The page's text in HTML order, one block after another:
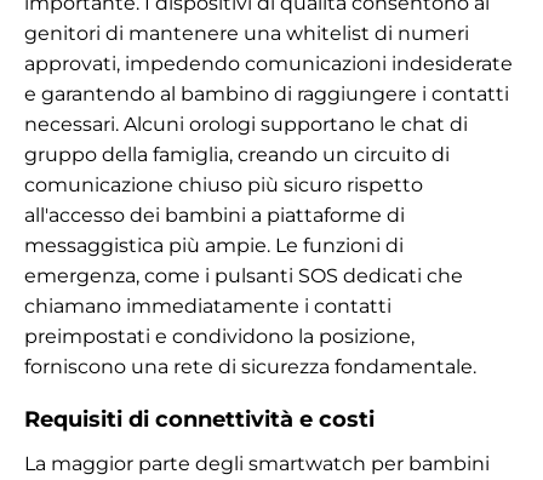
genitori di mantenere una whitelist di numeri
approvati, impedendo comunicazioni indesiderate
e garantendo al bambino di raggiungere i contatti
necessari. Alcuni orologi supportano le chat di
gruppo della famiglia, creando un circuito di
comunicazione chiuso più sicuro rispetto
all'accesso dei bambini a piattaforme di
messaggistica più ampie. Le funzioni di
emergenza, come i pulsanti SOS dedicati che
chiamano immediatamente i contatti
preimpostati e condividono la posizione,
forniscono una rete di sicurezza fondamentale.
Requisiti di connettività e costi
La maggior parte degli smartwatch per bambini